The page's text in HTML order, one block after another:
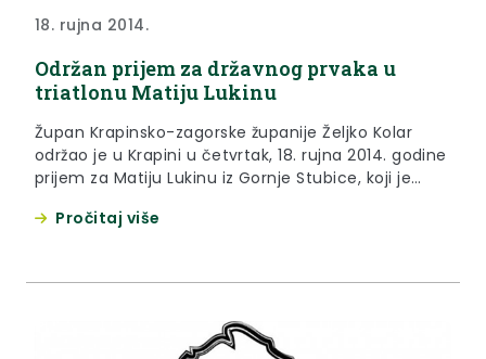
18. rujna 2014.
Održan prijem za državnog prvaka u
triatlonu Matiju Lukinu
Župan Krapinsko-zagorske županije Željko Kolar
održao je u Krapini u četvrtak, 18. rujna 2014. godine
prijem za Matiju Lukinu iz Gornje Stubice, koji je
državnom natjecanju u triatlonu u Splitu.
Pročitaj više